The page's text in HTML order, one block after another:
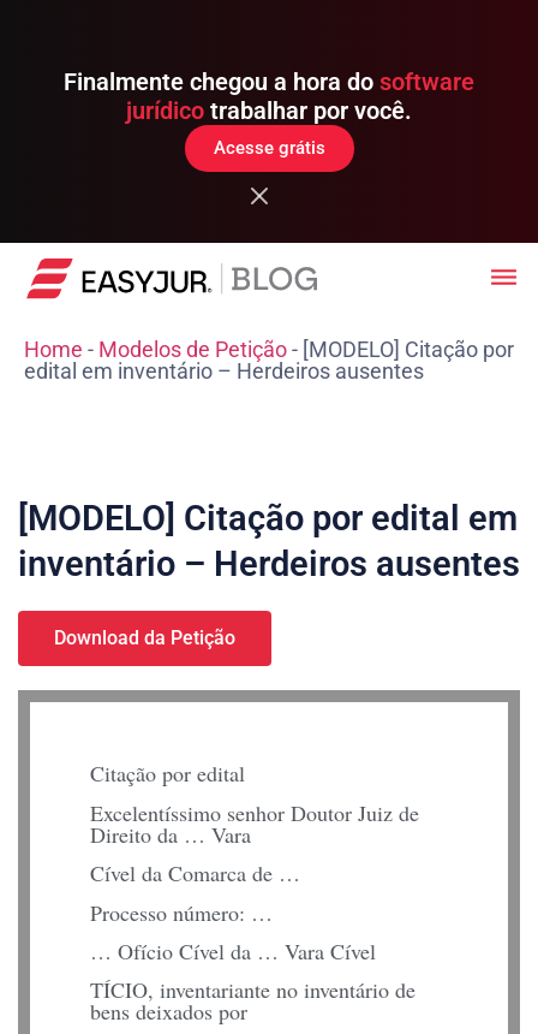
Finalmente chegou a hora do software
jurídico trabalhar por você.
Acesse grátis
Home - Modelos de Petição- [MODELO] Citação por
edital em inventário – Herdeiros ausentes
[MODELO] Citação por edital em
inventário – Herdeiros ausentes
Download da Petição
Citação por edital
Excelentíssimo senhor Doutor Juiz de
Direito da … Vara
Cível da Comarca de …
Processo número: …
… Ofício Cível da … Vara Cível
TÍCIO, inventariante no inventário de
bens deixados por